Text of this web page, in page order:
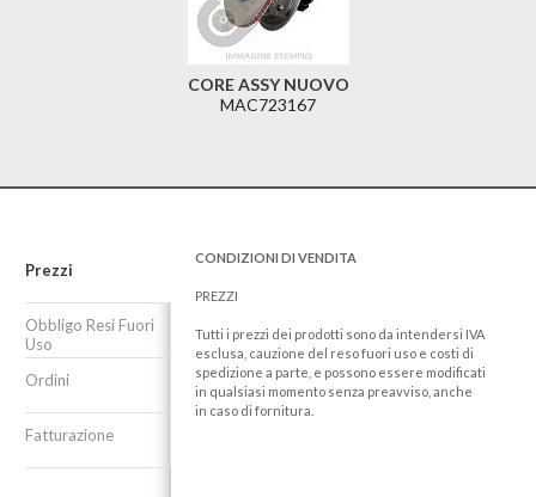
CORE ASSY NUOVO
MAC723167
Prezzi
Obbligo Resi Fuori
Uso
Ordini
Fatturazione
CONDIZIONI DI VENDITA
PREZZI
Tutti i prezzi dei prodotti sono da intendersi IVA
esclusa, cauzione del reso fuori uso e costi di
spedizione a parte, e possono essere modificati
in qualsiasi momento senza preavviso, anche
in caso di fornitura.